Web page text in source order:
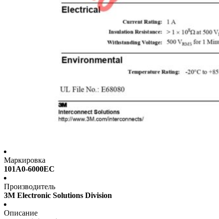
Маркировка
101A0-6000EC
Производитель
3M Electronic Solutions Division
Описание